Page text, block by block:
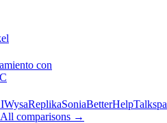
con
WysaReplikaSoniaBetterHelp
All comparisons →